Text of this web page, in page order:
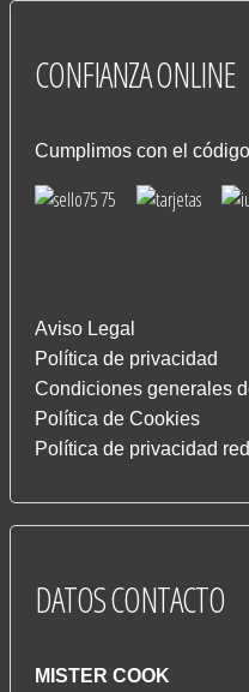
CONFIANZAONLINE
Cumplimos con el
Aviso Legal
Política de privacidad
Condiciones generales
Política de Cookies
Política de privacidad
DATOSCONTACTO
MISTER COOK